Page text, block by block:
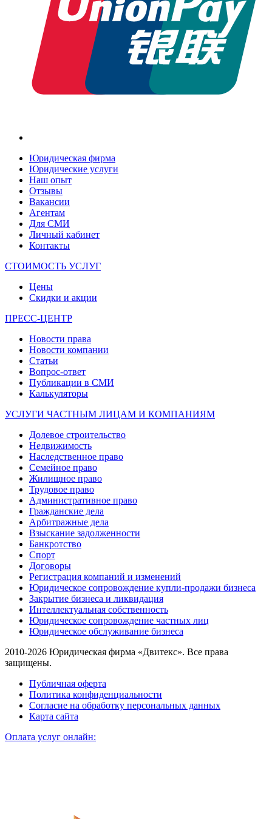
Юридическая фирма
Юридические услуги
Наш опыт
Отзывы
Вакансии
Агентам
Для СМИ
Личный кабинет
Контакты
СТОИМОСТЬ УСЛУГ
Цены
Скидки и акции
ПРЕСС-ЦЕНТР
Новости права
Новости компании
Статьи
Вопрос-ответ
Публикации в СМИ
Калькуляторы
УСЛУГИ ЧАСТНЫМ ЛИЦАМ И КОМПАНИЯМ
Долевое строительство
Недвижимость
Наследственное право
Семейное право
Жилищное право
Трудовое право
Административное право
Гражданские дела
Арбитражные дела
Взыскание задолженности
Банкротство
Спорт
Договоры
Регистрация компаний и изменений
Юридическое сопровождение купли-продажи бизнеса
Закрытие бизнеса и ликвидация
Интеллектуальная собственность
Юридическое сопровождение частных лиц
Юридическое обслуживание бизнеса
2010-2026 Юридическая фирма «Двитекс». Все права
защищены.
Публичная оферта
Политика конфиденциальности
Согласие на обработку персональных данных
Карта сайта
Оплата услуг онлайн: